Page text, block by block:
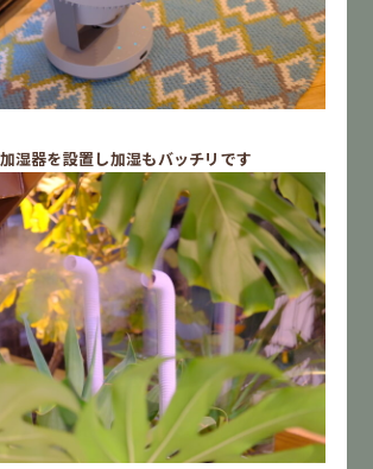
湿器を設置し加湿もバッチリです